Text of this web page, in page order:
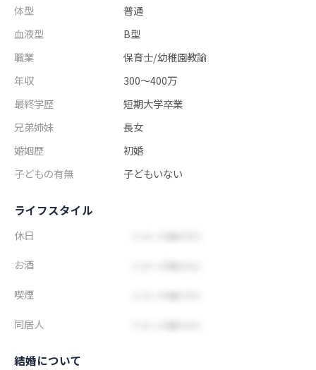
体型
普通
血液型
B型
職業
保育士/幼稚園教諭
年収
300～400万
最終学歴
短期大学卒業
兄弟姉妹
長女
婚姻歴
初婚
子どもの有無
子どもいない
ライフスタイル
休日
お酒
喫煙
同居人
結婚について